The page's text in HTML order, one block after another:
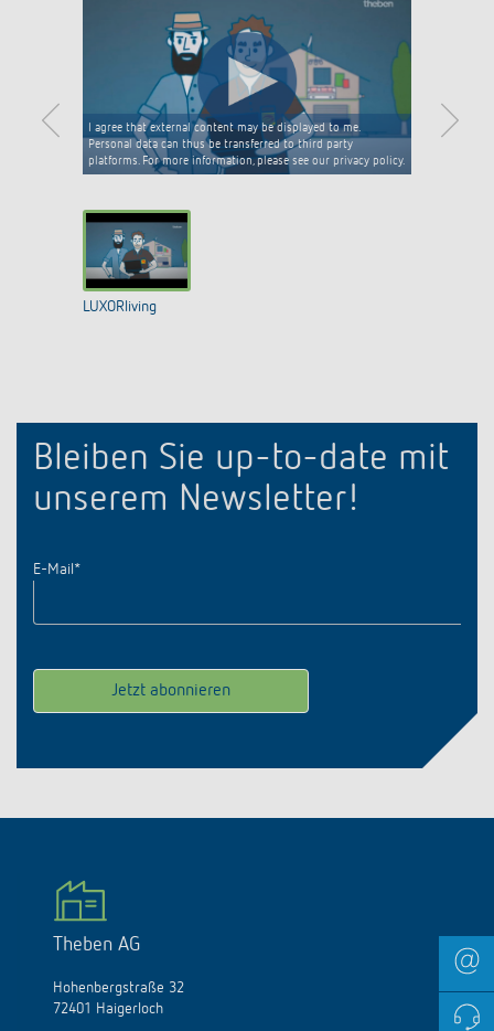
I agree that external content may be displayed to me.
Personal data can thus be transferred to third party
platforms. For more information, please see our privacy policy.
LUXORliving
Bleiben Sie up-to-date mit
unserem Newsletter!
E-Mail *
Theben AG
Hohenbergstraße 32
72401 Haigerloch